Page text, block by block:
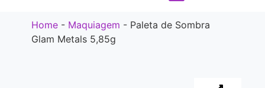
Home- Maquiagem - Paleta de Sombra
Glam Metals 5,85g